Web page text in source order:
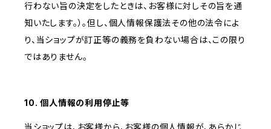
行わない旨の決定をしたときは、お客様に対しその旨を通
知いたします。）。但し、個人情報保護法その他の法令によ
り、当ショップが訂正等の義務を負わない場合は、この限り
ではありません。
10. 個人情報の利用停止等